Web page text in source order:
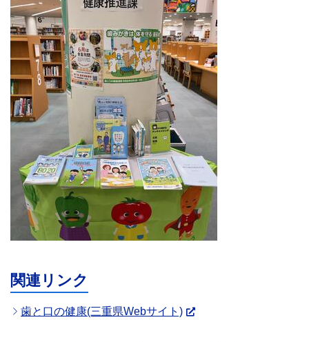
関連リンク
歯と口の健康(三重県Webサイト)